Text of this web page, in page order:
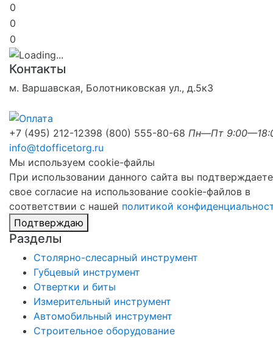
0
0
0
Контакты
м. Варшавская, Болотниковская ул., д.5к3
+7 (495) 212-12398 (800) 555-80-68 Пн—Пт
info@tdofficetorg.ru
Мы используем cookie-файлы
При использовании данного сайта вы подтверждаете
свое согласие на использование cookie-файлов в
соответствии с нашей политикой
Подтверждаю
Разделы
Столярно-слесарный инструмент
Губцевый инструмент
Отвертки и биты
Измерительный инструмент
Автомобильный инструмент
Строительное оборудование